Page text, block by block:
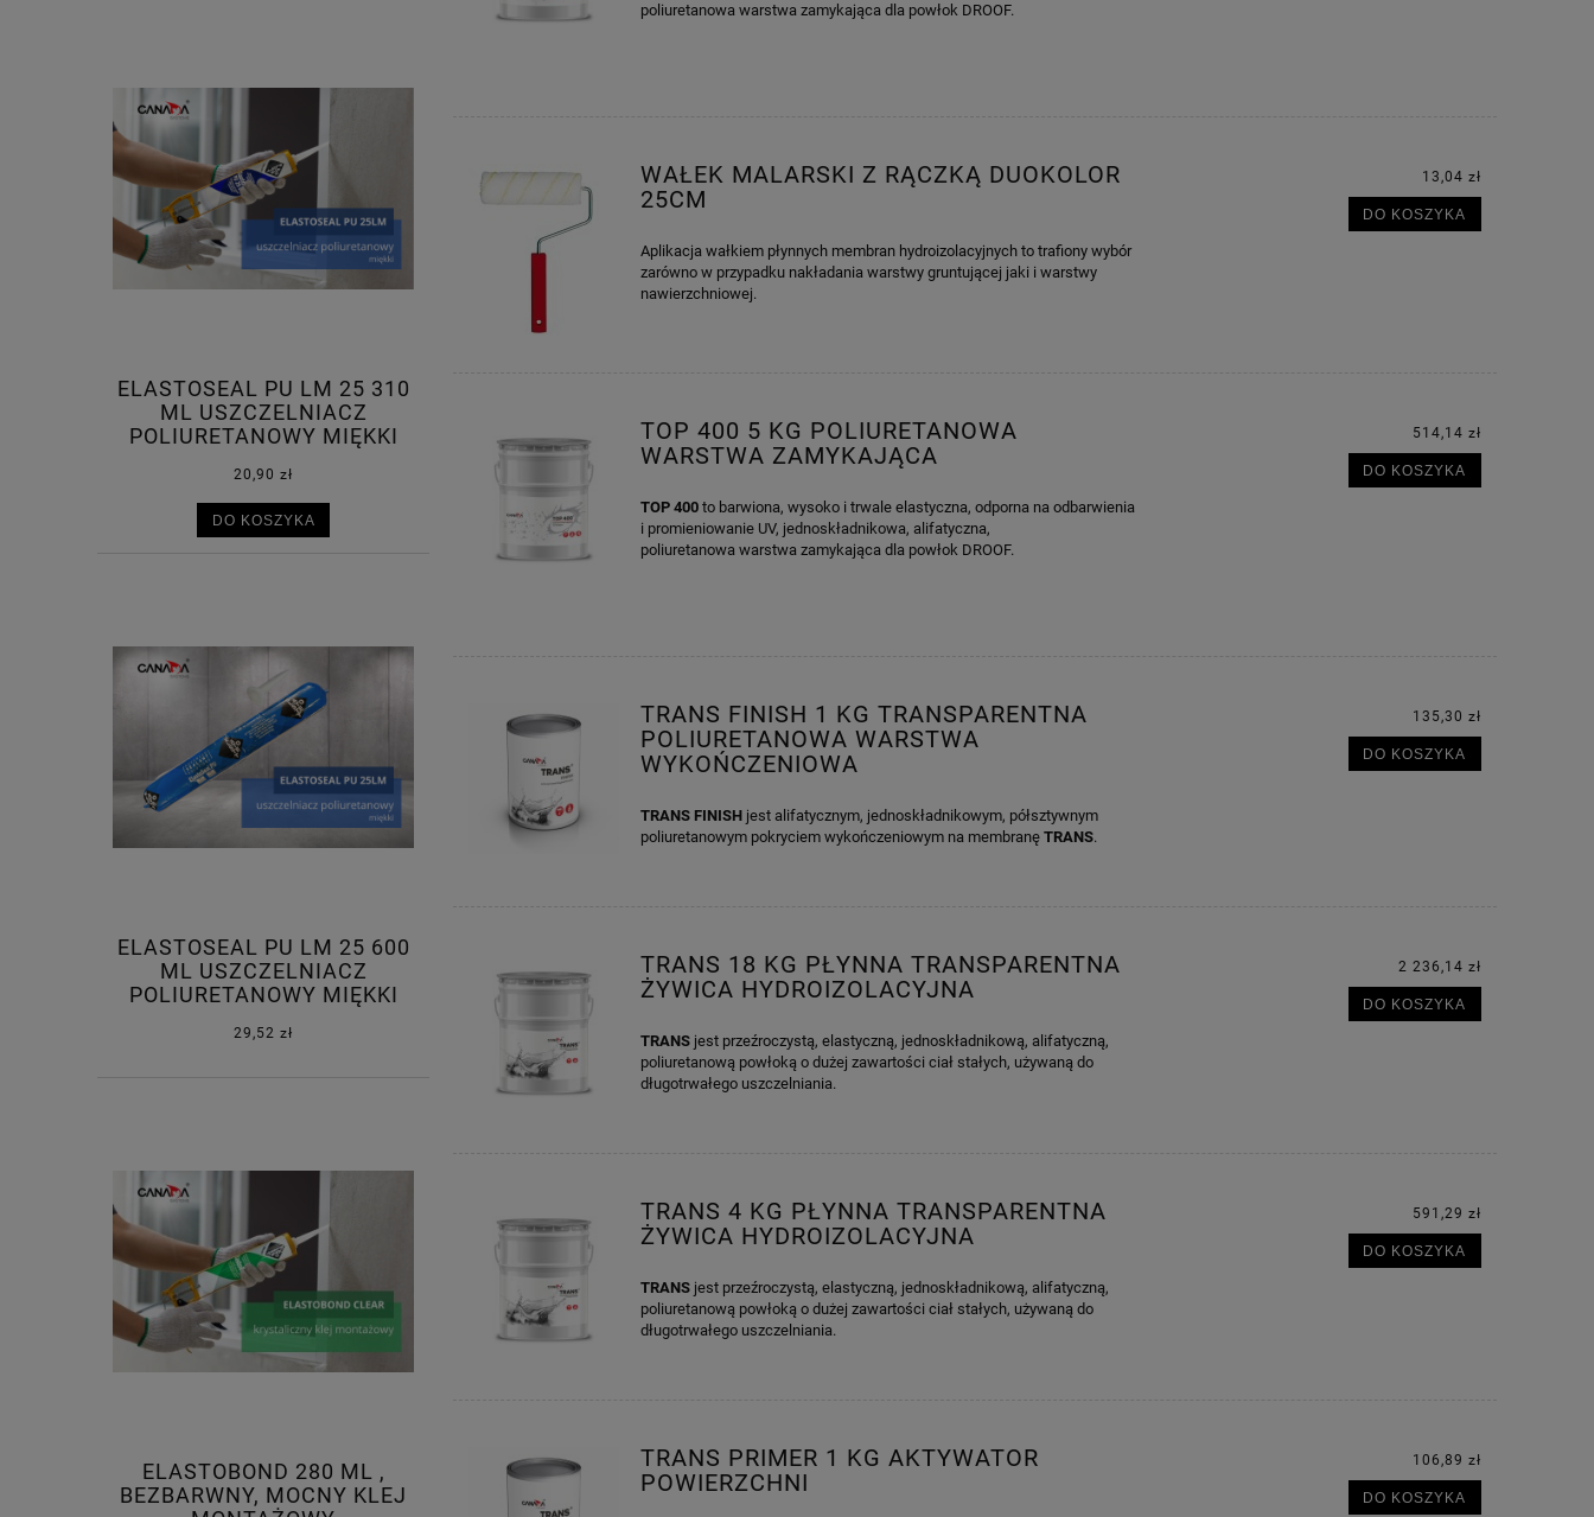
ELASTOSEAL PU LM 25 310
ML USZCZELNIACZ
POLIURETANOWY MIĘKKI
20,90 zł
DO KOSZYKA
ELASTOSEAL PU LM 25 600
ML USZCZELNIACZ
POLIURETANOWY MIĘKKI
29,52 zł
ELASTOBOND 280 ML ,
BEZBARWNY, MOCNY KLEJ
poliuretanowa warstwa zamykająca dla powłok DROOF.
WAŁEK MALARSKI Z RĄCZKĄ DUOKOLOR
25CM
Aplikacja wałkiem płynnych membran hydroizolacyjnych to trafiony wybór
zarówno w przypadku nakładania warstwy gruntującej jaki i warstwy
nawierzchniowej.
13,04 zł
DO KOSZYKA
TOP 400 5 KG POLIURETANOWA
WARSTWA ZAMYKAJĄCA
TOP 400to barwiona, wysoko i trwale elastyczna, odporna na odbarwienia
i promieniowanie UV, jednoskładnikowa, alifatyczna,
poliuretanowa warstwa zamykająca dla powłok DROOF.
514,14 zł
DO KOSZYKA
TRANS FINISH 1 KG TRANSPARENTNA
POLIURETANOWA WARSTWA
WYKOŃCZENIOWA
TRANS FINISH jest alifatycznym, jednoskładnikowym, półsztywnym
poliuretanowym pokryciem wykończeniowym na membranęTRANS.
135,30 zł
DO KOSZYKA
TRANS 18 KG PŁYNNA TRANSPARENTNA
ŻYWICA HYDROIZOLACYJNA
TRANS jest przeźroczystą, elastyczną, jednoskładnikową, alifatyczną,
poliuretanową powłoką o dużej zawartości ciał stałych, używaną do
długotrwałego uszczelniania.
2 236,14 zł
DO KOSZYKA
TRANS 4 KG PŁYNNA TRANSPARENTNA
ŻYWICA HYDROIZOLACYJNA
TRANS jest przeźroczystą, elastyczną, jednoskładnikową, alifatyczną,
poliuretanową powłoką o dużej zawartości ciał stałych, używaną do
długotrwałego uszczelniania.
591,29 zł
DO KOSZYKA
TRANS PRIMER 1 KG AKTYWATOR
POWIERZCHNI
106,89 zł
DO KOSZYKA